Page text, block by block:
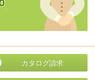
カタログ請求